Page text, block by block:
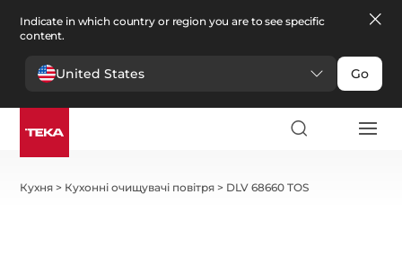
Indicate in which country or region you are to see specific
content.
United States Go
Кухня > Кухонні очищувачі повітря > DLV 68660 TOS